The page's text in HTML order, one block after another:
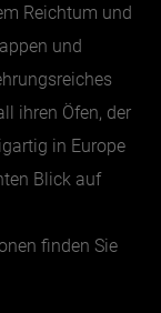
Reichtum und
und
ihren Öfen, der
in Europe
Blick auf
finden Sie